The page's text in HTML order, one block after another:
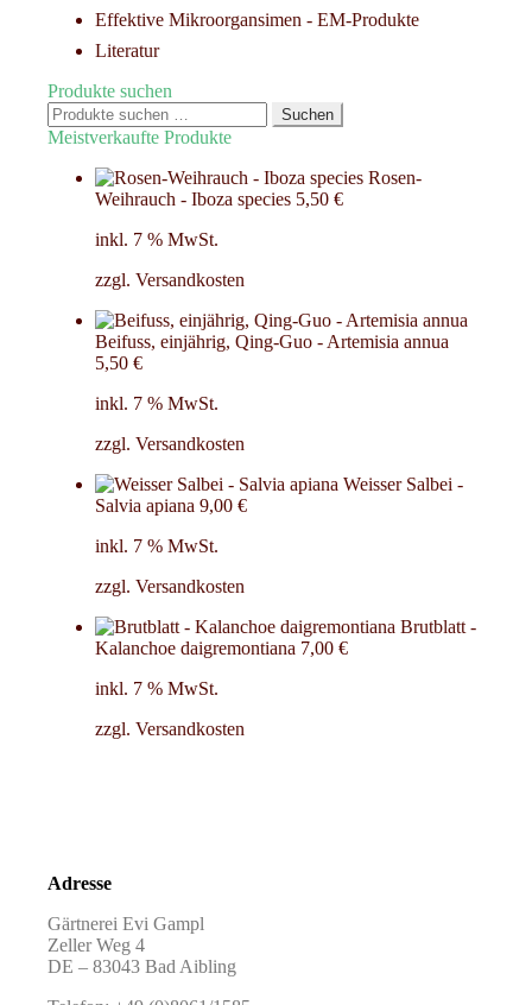
Effektive Mikroorgansimen - EM-Produkte
Literatur
Produkte suchen
Suchen
nach:
Suchen
Meistverkaufte Produkte
Rosen-
Weihrauch - Iboza species 5,50 €
inkl. 7 % MwSt.
zzgl. Versandkosten
Beifuss, einjährig, Qing-Guo - Artemisia annua
5,50 €
inkl. 7 % MwSt.
zzgl. Versandkosten
Weisser Salbei -
Salvia apiana 9,00 €
inkl. 7 % MwSt.
zzgl. Versandkosten
Brutblatt -
Kalanchoe daigremontiana 7,00 €
inkl. 7 % MwSt.
zzgl. Versandkosten
Adresse
Gärtnerei Evi Gampl
Zeller Weg 4
DE – 83043 Bad Aibling